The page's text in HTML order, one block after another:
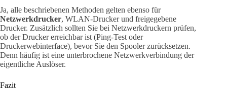
Ja, alle beschriebenen Methoden gelten ebenso für
Netzwerkdrucker, WLAN-Drucker und freigegebene
Drucker. Zusätzlich sollten Sie bei Netzwerkdruckern prüfen,
ob der Drucker erreichbar ist (Ping-Test oder
Druckerwebinterface), bevor Sie den Spooler zurücksetzen.
Denn häufig ist eine unterbrochene Netzwerkverbindung der
eigentliche Auslöser.
Fazit